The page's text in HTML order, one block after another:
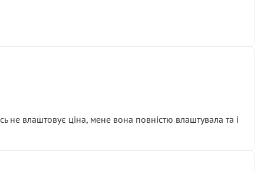
влаштовує ціна, мене вона повністю влаштувала та і